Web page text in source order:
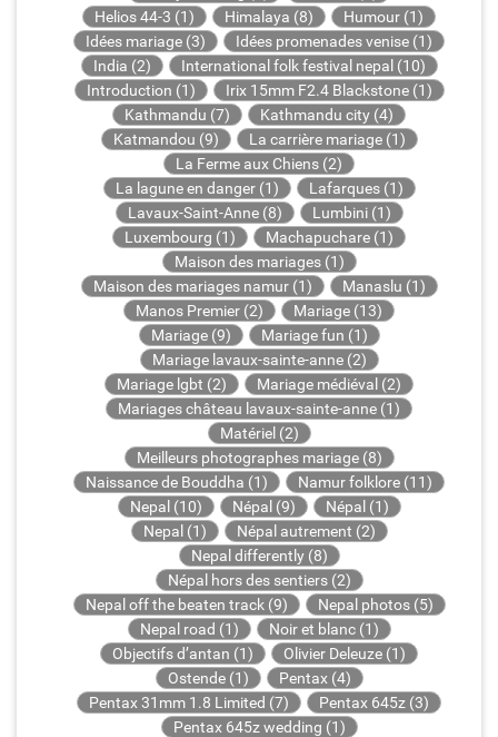
Helios 44-3 (1)
Himalaya (8)
Humour (1)
Idées mariage (3)
Idées promenades venise (1)
India (2)
International folk festival nepal (10)
Introduction (1)
Irix 15mm F2.4 Blackstone (1)
Kathmandu (7)
Kathmandu city (4)
Katmandou (9)
La carrière mariage (1)
La Ferme aux Chiens (2)
La lagune en danger (1)
Lafarques (1)
Lavaux-Saint-Anne (8)
Lumbini (1)
Luxembourg (1)
Machapuchare (1)
Maison des mariages (1)
Maison des mariages namur (1)
Manaslu (1)
Manos Premier (2)
Mariage (13)
Mariage (9)
Mariage fun (1)
Mariage lavaux-sainte-anne (2)
Mariage lgbt (2)
Mariage médiéval (2)
Mariages château lavaux-sainte-anne (1)
Matériel (2)
Meilleurs photographes mariage (8)
Naissance de Bouddha (1)
Namur folklore (11)
Nepal (10)
Népal (9)
Népal (1)
Nepal (1)
Népal autrement (2)
Nepal differently (8)
Népal hors des sentiers (2)
Nepal off the beaten track (9)
Nepal photos (5)
Nepal road (1)
Noir et blanc (1)
Objectifs d’antan (1)
Olivier Deleuze (1)
Ostende (1)
Pentax (4)
Pentax 31mm 1.8 Limited (7)
Pentax 645z (3)
Pentax 645z wedding (1)